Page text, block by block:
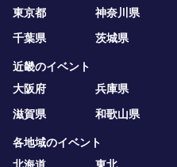
東京都
神奈川県
千葉県
茨城県
近畿のイベント
大阪府
兵庫県
滋賀県
和歌山県
各地域のイベント